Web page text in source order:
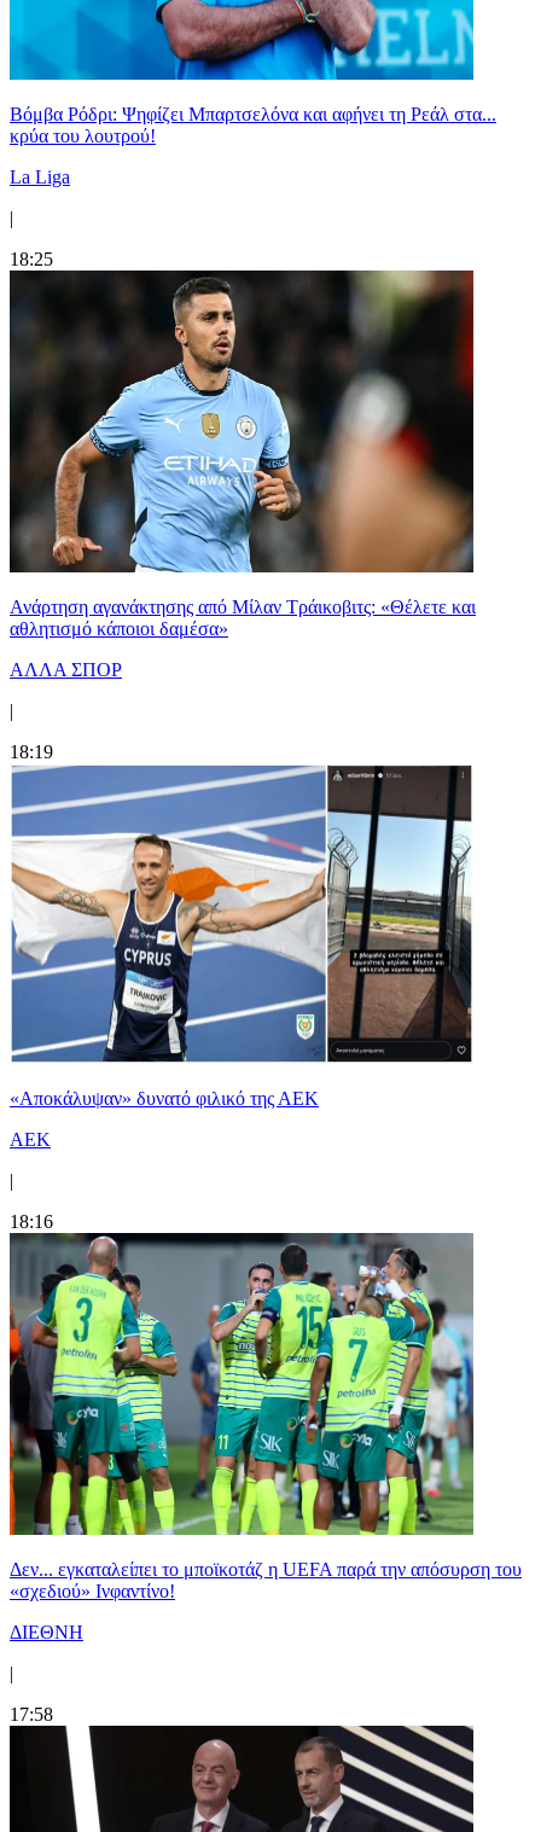
Βόμβα Ρόδρι: Ψηφίζει Μπαρτσελόνα και αφήνει τη Ρεάλ στα...
κρύα του λουτρού!
La Liga
|
18:25
Ανάρτηση αγανάκτησης από Μίλαν Τράικοβιτς: «Θέλετε και
αθλητισμό κάποιοι δαμέσα»
ΑΛΛΑ ΣΠΟΡ
|
18:19
«Αποκάλυψαν» δυνατό φιλικό της ΑΕΚ
ΑΕΚ
|
18:16
Δεν... εγκαταλείπει το μποϊκοτάζ η UEFA παρά την απόσυρση του
«σχεδιού» Ινφαντίνο!
ΔΙΕΘΝΗ
|
17:58